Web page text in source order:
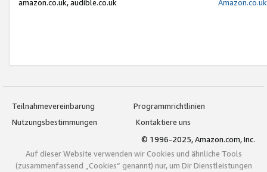
amazon.co.uk, audible.co.uk
Teilnahmevereinbarung
Programmrichtlinien
Nutzungsbestimmungen
Kontaktiere uns
© 1996-2025, Amazon.com, Inc.
Auf dieser Website verwenden wir Cookies und ähnliche Tools
(zusammenfassend „Cookies“ genannt) nur, um Dir Dienstleistungen